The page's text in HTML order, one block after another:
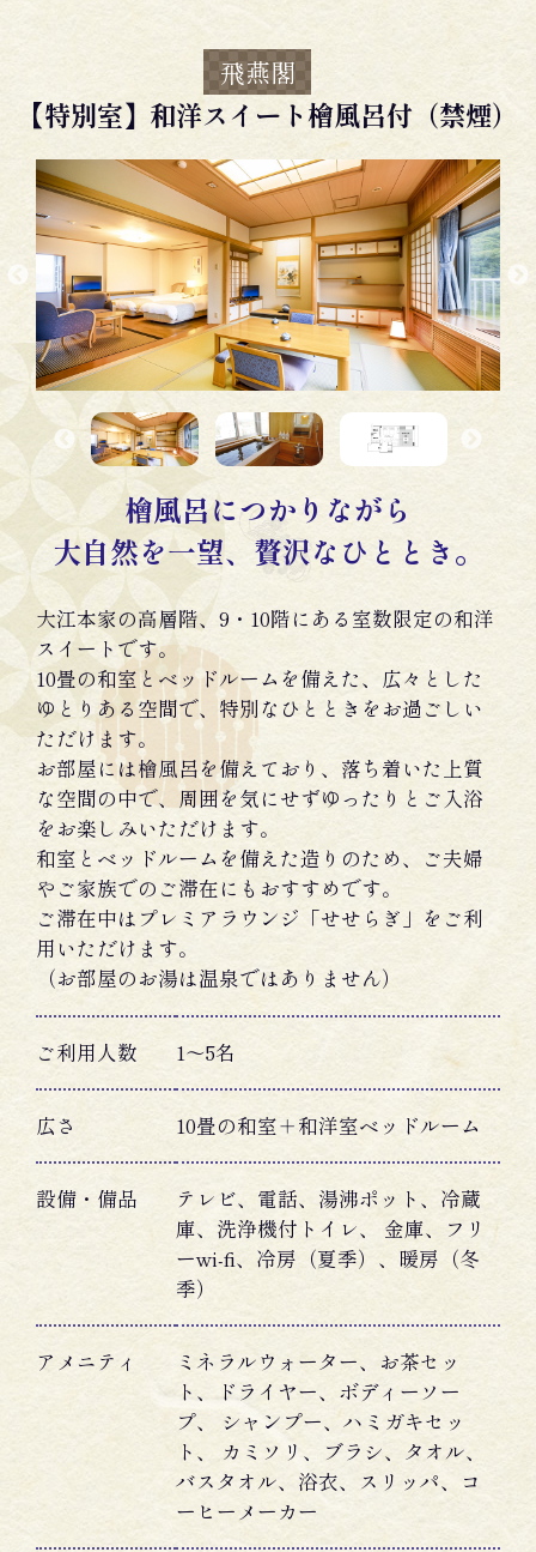
飛燕閣
【特別室】和洋スイート檜風呂付（禁煙）
檜風呂につかりながら
大自然を一望、贅沢なひととき。
大江本家の高層階、9・10階にある室数限定の和洋
スイートです。
10畳の和室とベッドルームを備えた、広々とした
ゆとりある空間で、特別なひとときをお過ごしい
ただけます。
お部屋には檜風呂を備えており、落ち着いた上質
な空間の中で、周囲を気にせずゆったりとご入浴
をお楽しみいただけます。
和室とベッドルームを備えた造りのため、ご夫婦
やご家族でのご滞在にもおすすめです。
ご滞在中はプレミアラウンジ「せせらぎ」をご利
用いただけます。
（お部屋のお湯は温泉ではありません）
ご利用人数 1〜5名
広さ 10畳の和室＋和洋室ベッドルーム
設備・備品
テレビ、電話、湯沸ポット、冷蔵
庫、洗浄機付トイレ、 金庫、フリ
ーwi-fi、冷房（夏季）、暖房（冬
季）
アメニティ
ミネラルウォーター、お茶セッ
ト、ドライヤー、ボディーソー
プ、 シャンプー、ハミガキセッ
ト、 カミソリ、ブラシ、タオル、
バスタオル、浴衣、スリッパ、コ
ーヒーメーカー